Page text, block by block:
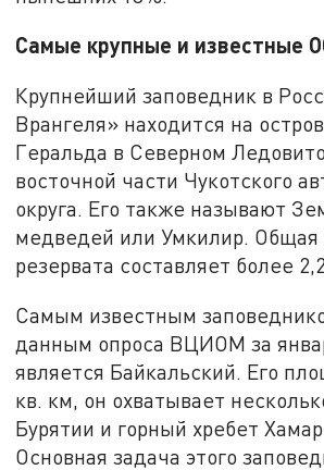
Самые крупные и известные
Крупнейший заповедник в
Врангеля» находится на
Геральда в Северном
восточной части Чукотского
округа. Его также называют
медведей или Умкилир.
резервата составляет более
Самым известным
данным опроса ВЦИОМ за
является Байкальский. Его
кв. км, он охватывает
Бурятии и горный хребет
Основная задача этого